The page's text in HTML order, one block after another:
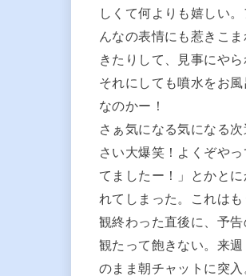
しくて何よりも嬉しい
んなの表情にも惹きこ
きたりして、見事にや
それにしても噴水をお
なのかー！
さぁ気になる気になる
さい大爆笑！よくぞや
てましたー！」とかと
れてしまった。これは
観終わった直後に、予
観たって飽きない。来
のまま朝チャットに突